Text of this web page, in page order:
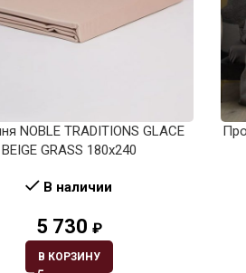
NOBLE TRADITIONS GLACE
BEIGE GRASS 180х240
В наличии
5 730 ₽
В КОРЗИНУ